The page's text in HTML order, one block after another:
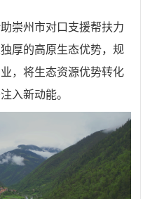
崇州市对口支援帮扶力
厚的高原生态优势，规
，将生态资源优势转化
入新动能。